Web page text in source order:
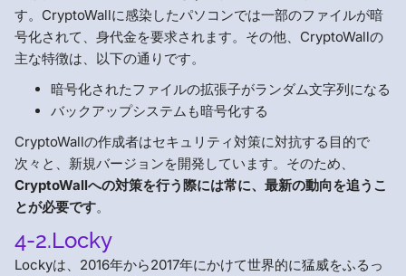
す。CryptoWallに感染したパソコンでは一部のファイルが暗
号化されて、身代金を要求されます。その他、CryptoWallの
主な特徴は、以下の通りです。
暗号化されたファイルの拡張子がランダム文字列になる
バックアップシステムも暗号化する
CryptoWallの作成者はセキュリティ対策に対抗する目的で
次々と、新規バージョンを開発しています。そのため、
CryptoWallへの対策を行う際には常に、最新の動向を追うこ
とが必要です。
4-2.Locky
Lockyは、2016年から2017年にかけて世界的に猛威をふるっ